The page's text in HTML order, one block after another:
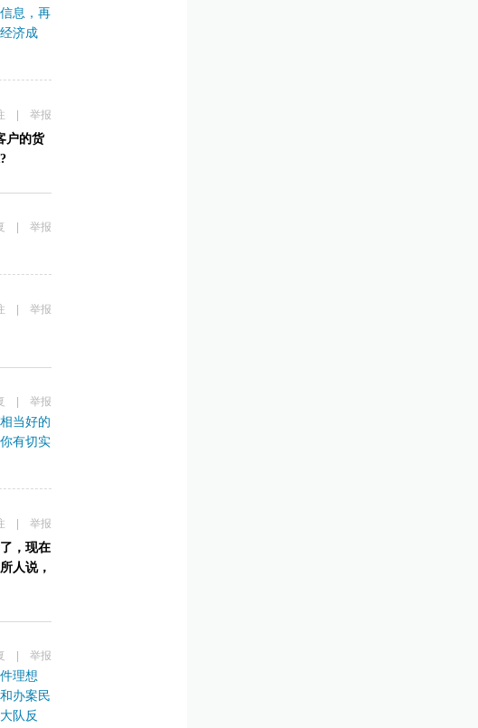
息，再
济成
举报
户的货
举报
举报
举报
当好的
有切实
举报
，现在
人说，
举报
理想
办案民
队反